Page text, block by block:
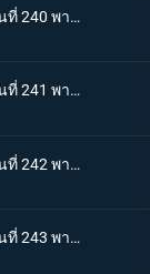
One piece วันพีช ตอนที่ 240 พากย์ไทย การลาจากตลอดกาล หญิงสาวผู้นำพาความมืด นิโค โรบิ้น
One piece วันพีช ตอนที่ 241 พากย์ไทย จับตัวโรบิ้น! การตัดสินใจของกลุ่มหมวกฟาง
One piece วันพีช ตอนที่ 242 พากย์ไทย สัญญาณคือเสืยงปืนใหญ่! CP9 เริ่มเคลื่อนไหว
One piece วันพีช ตอนที่ 243 พากย์ไทย CP9 ถอดหน้ากาก! ตัวตนจริงที่น่าตกใจ